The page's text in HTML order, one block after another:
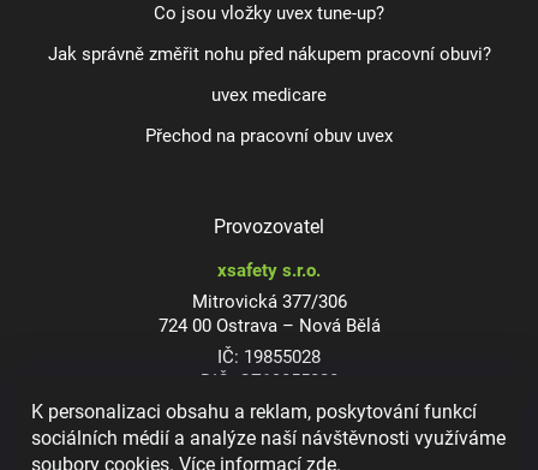
K personalizaci obsahu a reklam, poskytování funkcí
sociálních médií a analýze naší návštěvnosti využíváme
soubory cookies. Více informacízde.
Co jsou vložky uvex tune-up?
Jak správně změřit nohu před nákupem pracovní obuvi?
uvex medicare
Přechod na pracovní obuv uvex
Provozovatel
xsafety s.r.o.
Mitrovická 377/306
724 00 Ostrava – Nová Bělá
IČ: 19855028
DIČ: CZ19855028